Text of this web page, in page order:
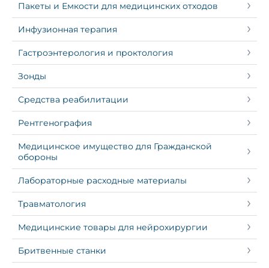
Пакеты и Емкости для медицинских отходов
Инфузионная терапия
Гастроэнтерология и проктология
Зонды
Средства реабилитации
Рентгенография
Медицинское имущество для Гражданской
обороны
Лабораторные расходные материалы
Травматология
Медицинские товары для нейрохирургии
Бритвенные станки